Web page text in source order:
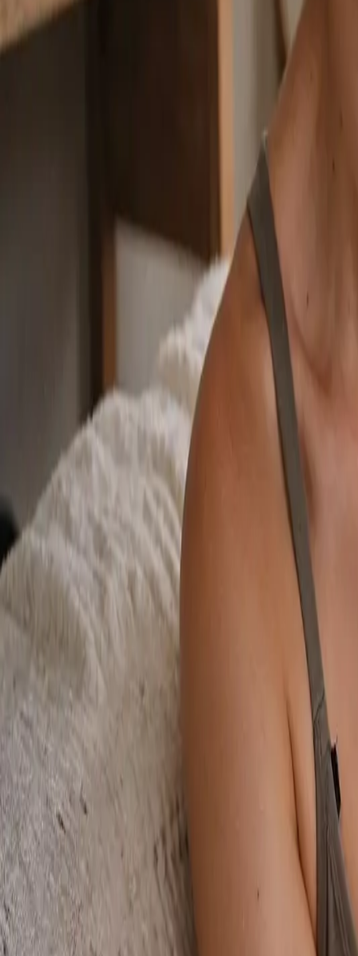
Consignado CLT
Empréstimo de FGTS
Empréstimo Consignado CLT
Seja nosso parceiro
Ajuda